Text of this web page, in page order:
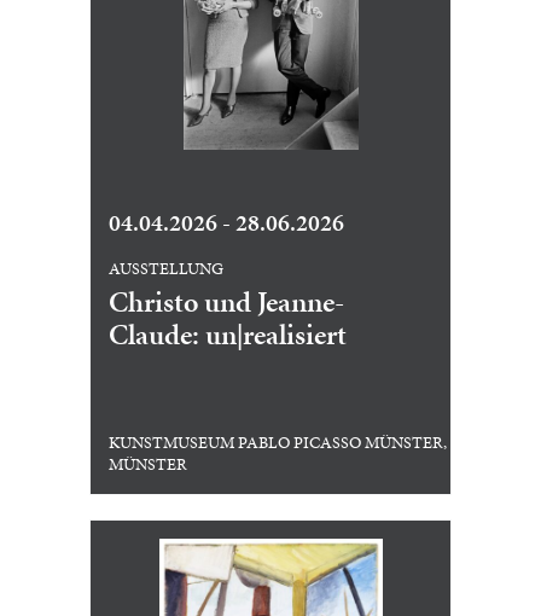
04.04.2026 - 28.06.2026
AUSSTELLUNG
Christo und Jeanne-
Claude: un|realisiert
KUNSTMUSEUM PABLO PICASSO MÜNSTER,
MÜNSTER